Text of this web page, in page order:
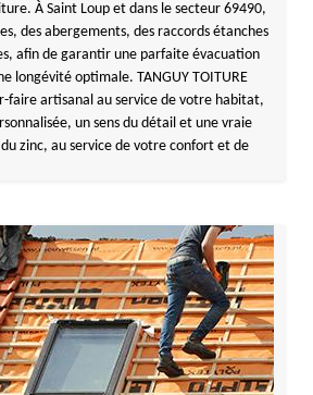
À Saint Loup et dans le secteur 69490,
des abergements, des raccords étanches
afin de garantir une parfaite évacuation
longévité optimale. TANGUY TOITURE
faire artisanal au service de votre habitat,
un sens du détail et une vraie
zinc, au service de votre confort et de